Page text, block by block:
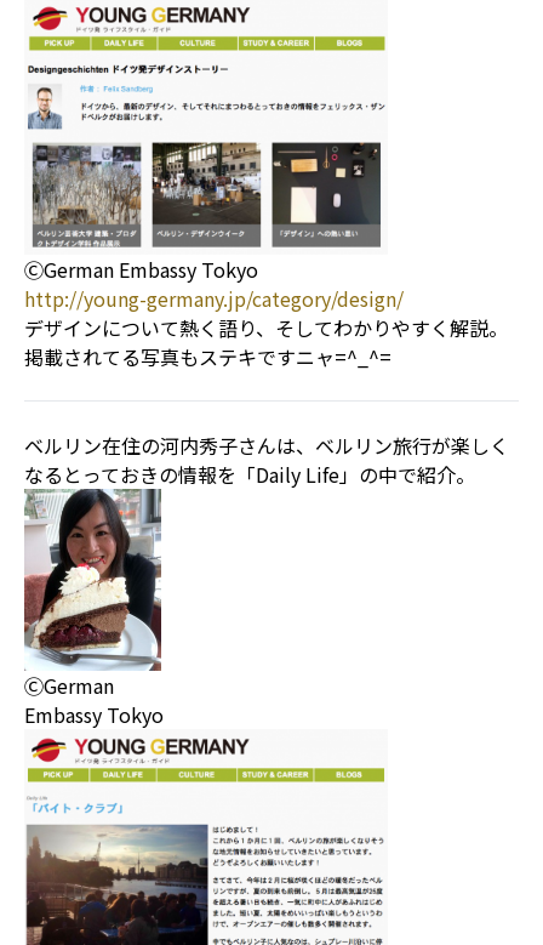
ⒸGerman Embassy Tokyo
http://young-germany.jp/category/design/
デザインについて熱く語り、そしてわかりやすく解説。
掲載されてる写真もステキですニャ=^_^=
ベルリン在住の河内秀子さんは、ベルリン旅行が楽しく
なるとっておきの情報を「Daily Life」の中で紹介。
ⒸGerman
Embassy Tokyo